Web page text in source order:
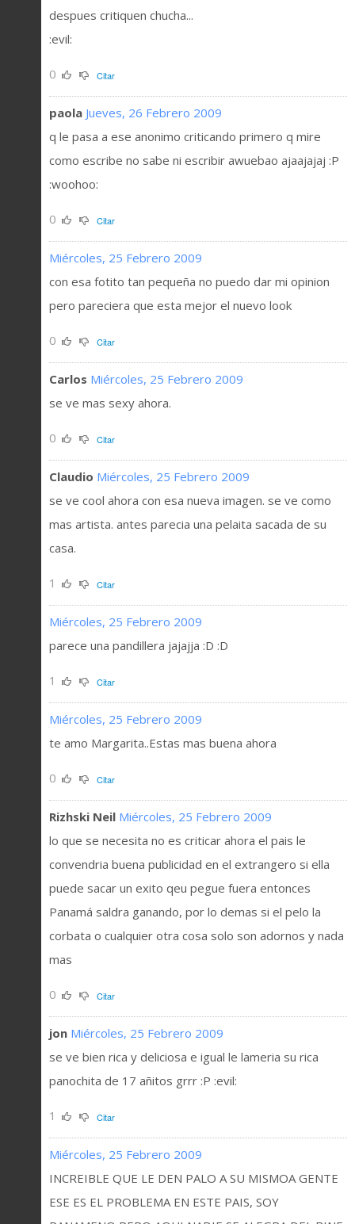
despues critiquen chucha...
:evil:
0 Citar
paola Jueves, 26 Febrero 2009
q le pasa a ese anonimo criticando primero q mire
como escribe no sabe ni escribir awuebao ajaajajaj :P
:woohoo:
0 Citar
Miércoles, 25 Febrero 2009
con esa fotito tan pequeña no puedo dar mi opinion
pero pareciera que esta mejor el nuevo look
0 Citar
Carlos Miércoles, 25 Febrero 2009
se ve mas sexy ahora.
0 Citar
Claudio Miércoles, 25 Febrero 2009
se ve cool ahora con esa nueva imagen. se ve como
mas artista. antes parecia una pelaita sacada de su
casa.
1 Citar
Miércoles, 25 Febrero 2009
parece una pandillera jajajja :D :D
1 Citar
Miércoles, 25 Febrero 2009
te amo Margarita..Estas mas buena ahora
0 Citar
Rizhski Neil Miércoles, 25 Febrero 2009
lo que se necesita no es criticar ahora el pais le
convendria buena publicidad en el extrangero si ella
puede sacar un exito qeu pegue fuera entonces
Panamá saldra ganando, por lo demas si el pelo la
corbata o cualquier otra cosa solo son adornos y nada
mas
0 Citar
jon Miércoles, 25 Febrero 2009
se ve bien rica y deliciosa e igual le lameria su rica
panochita de 17 añitos grrr :P :evil:
1 Citar
Miércoles, 25 Febrero 2009
INCREIBLE QUE LE DEN PALO A SU MISMOA GENTE
ESE ES EL PROBLEMA EN ESTE PAIS, SOY